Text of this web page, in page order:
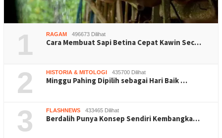
1 RAGAM 496673 Dilihat
Cara Membuat Sapi Betina Cepat Kawin Sec…
2 HISTORIA & MITOLOGI 435700 Dilihat
Minggu Pahing Dipilih sebagai Hari Baik …
3 FLASHNEWS 433465 Dilihat
Berdalih Punya Konsep Sendiri Kembangka…